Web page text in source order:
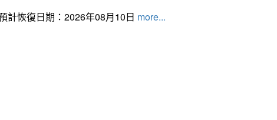
計恢復日期：2026年08月10日 more...